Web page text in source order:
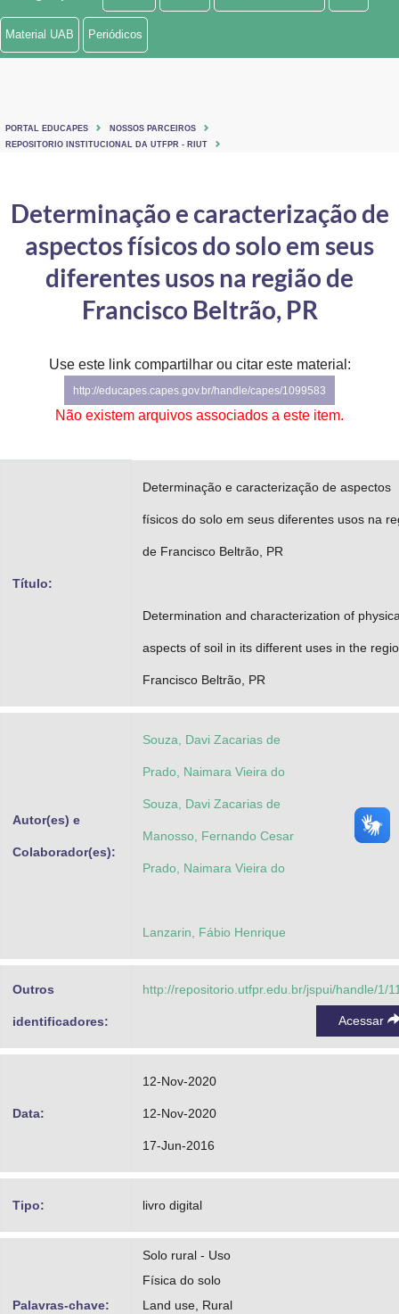
Ministério de Minas e Energia
Ministério do Turismo
Controladoria-Geral da União
Ministério da Mulher, da Família e dos Direitos Humanos
Gabinete de Segurança Institucional
Advocacia-Geral da União
Material UAB Periódicos
PORTAL EDUCAPES
NOSSOS PARCEIROS
REPOSITORIO INSTITUCIONAL DA UTFPR - RIUT
Determinação e caracterização de
aspectos físicos do solo em seus
diferentes usos na região de
Francisco Beltrão, PR
Use este link compartilhar ou citar este material:
http://educapes.capes.gov.br/handle/capes/1099583
Não existem arquivos associados a este item.
Título:
Determinação e caracterização de aspectos
físicos do solo em seus diferentes usos na
de Francisco Beltrão, PR
Determination and characterization of
aspects of soil in its different uses in the
Francisco Beltrão, PR
Autor(es) e
Colaborador(es):
Souza, Davi Zacarias de
Prado, Naimara Vieira do
Souza, Davi Zacarias de
Manosso, Fernando Cesar
Prado, Naimara Vieira do
Lanzarin, Fábio Henrique
Outros
identificadores:
http://repositorio.utfpr.edu.br/jspui/handle/1/
Acessar
Data:
12-Nov-2020
12-Nov-2020
17-Jun-2016
Tipo: livro digital
Palavras-chave:
Solo rural - Uso
Física do solo
Land use, Rural